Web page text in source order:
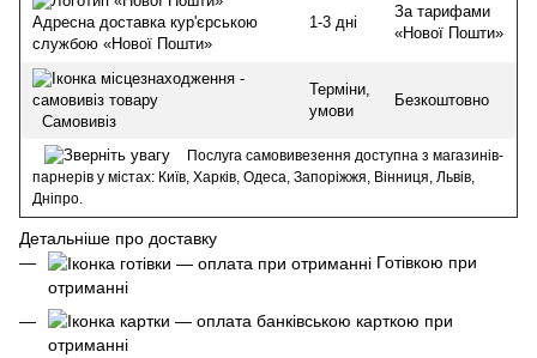
Адресна доставка кур'єрською
службою «Нової Пошти»
1-3 дні
За тарифами
«Нової Пошти»
Самовивіз
Терміни,
умови
Безкоштовно
Послуга самовивезення доступна з магазинів-
парнерів у містах: Київ, Харків, Одеса, Запоріжжя, Вінниця, Львів,
Дніпро.
Детальніше про доставку
Готівкою при
отриманні